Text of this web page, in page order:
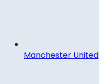
Manchester United